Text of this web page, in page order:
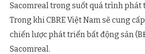
Sacomreal trong suốt quá trình phát
Trong khi CBRE Việt Nam sẽ cung
chiến lược phát triển bất động sản
Sacomreal.